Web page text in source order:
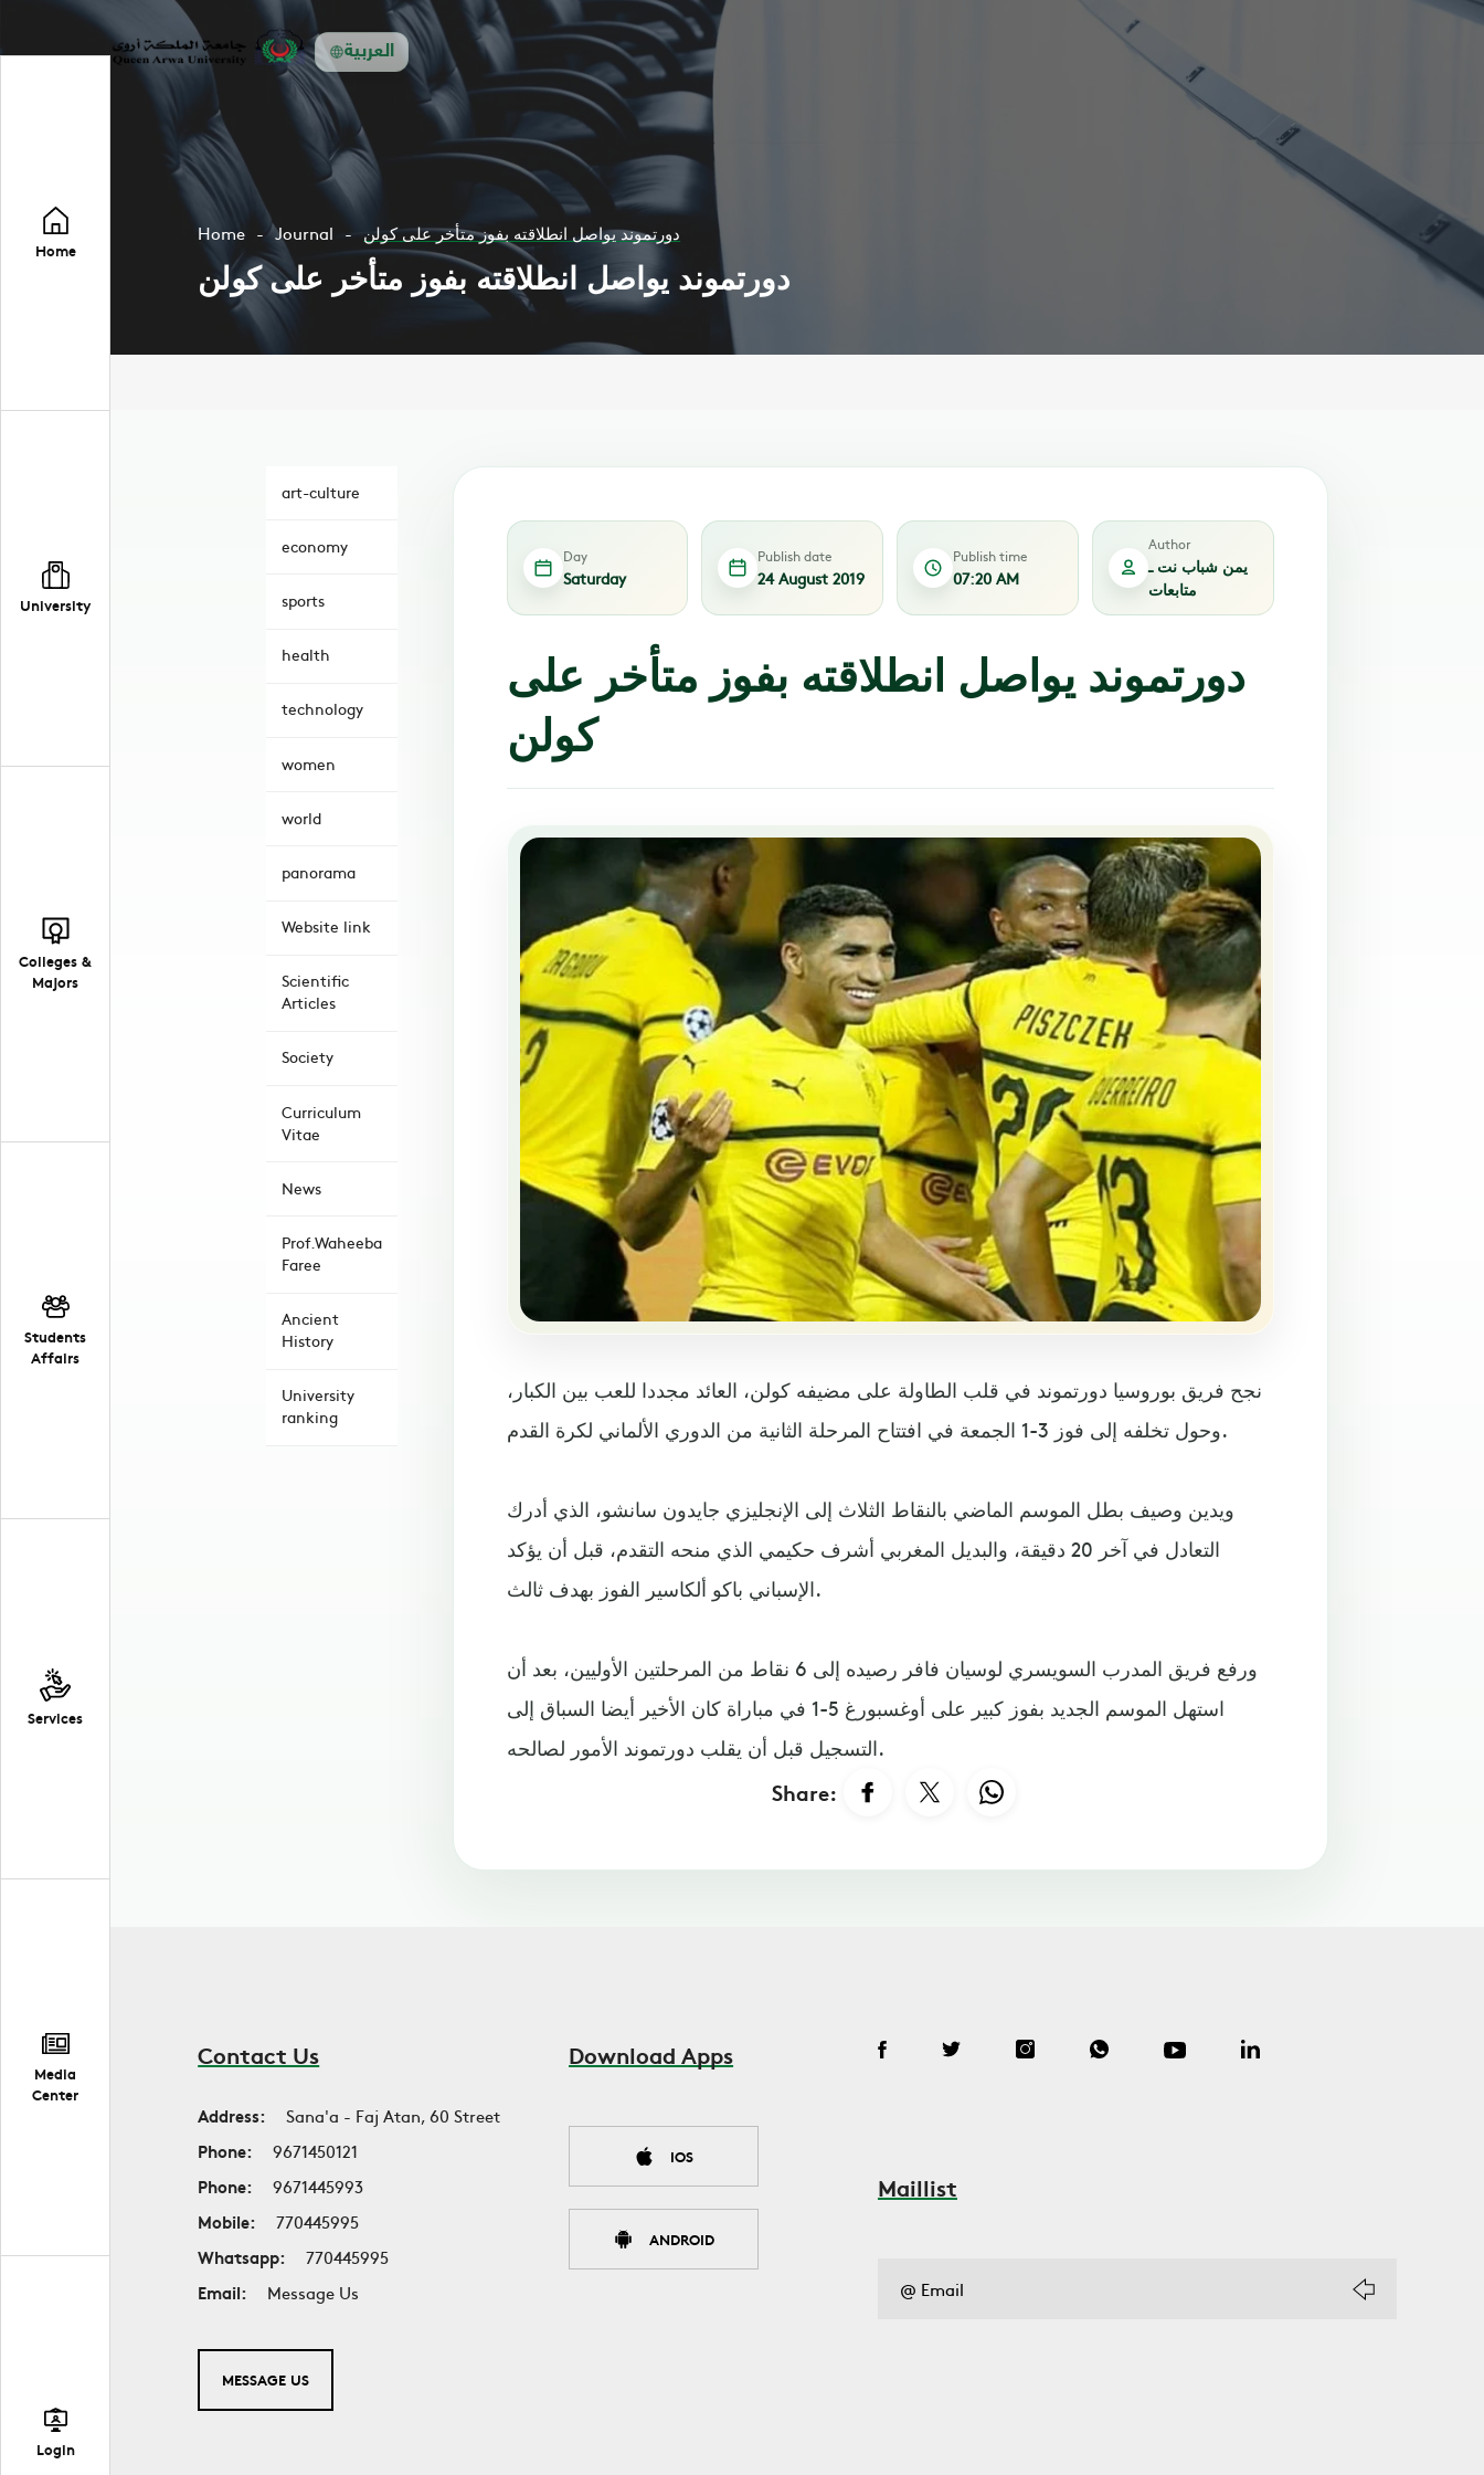
العربية
Home
University
Colleges &
Majors
Students
Affairs
Services
Media
Center
Login
Home Journal دورتموند يواصل انطلاقته بفوز متأخر على كولن
دورتموند يواصل انطلاقته بفوز متأخر على كولن
art-culture
economy
sports
health
technology
women
world
panorama
Website link
Scientific
Articles
Society
Curriculum
Vitae
News
Prof.Waheeba
Faree
Ancient
History
University
ranking
Day
Saturday
Publish date
24 August 2019
Publish time
07:20 AM
Author
يمن شباب نت ـ
متابعات
دورتموند يواصل انطلاقته بفوز متأخر على
كولن
نجح فريق بوروسيا دورتموند في قلب الطاولة على مضيفه كولن، العائد مجددا للعب بين الكبار،
وحول تخلفه إلى فوز 3-1 الجمعة في افتتاح المرحلة الثانية من الدوري الألماني لكرة القدم.
ويدين وصيف بطل الموسم الماضي بالنقاط الثلاث إلى الإنجليزي جايدون سانشو، الذي أدرك
التعادل في آخر 20 دقيقة، والبديل المغربي أشرف حكيمي الذي منحه التقدم، قبل أن يؤكد
الإسباني باكو ألكاسير الفوز بهدف ثالث.
ورفع فريق المدرب السويسري لوسيان فافر رصيده إلى 6 نقاط من المرحلتين الأوليين، بعد أن
استهل الموسم الجديد بفوز كبير على أوغسبورغ 5-1 في مباراة كان الأخير أيضا السباق إلى
التسجيل قبل أن يقلب دورتموند الأمور لصالحه.
Share:
Contact Us
Address:
Sana'a - Faj Atan, 60 Street
Phone:
9671450121
Phone:
9671445993
Mobile:
770445995
Whatsapp:
770445995
Email:
Message Us
MESSAGE US
Download Apps
IOS
ANDROID
Maillist